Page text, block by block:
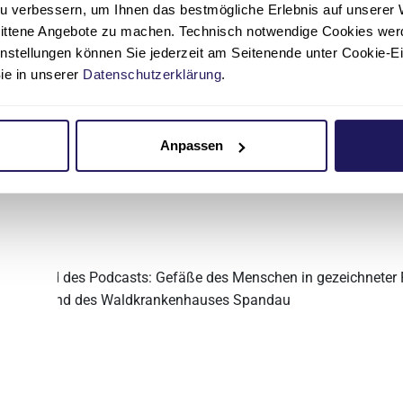
verbessern, um Ihnen das bestmögliche Erlebnis auf unserer
Angebote zu machen. Technisch notwendige Cookies
können Sie jederzeit am Seitenende unter Cookie-
in unserer Datenschutzerklärung.
Anpassen
Gefäß- und Endovaskularchirurgie
Interventionelle Radiologie
Shuntzentrum